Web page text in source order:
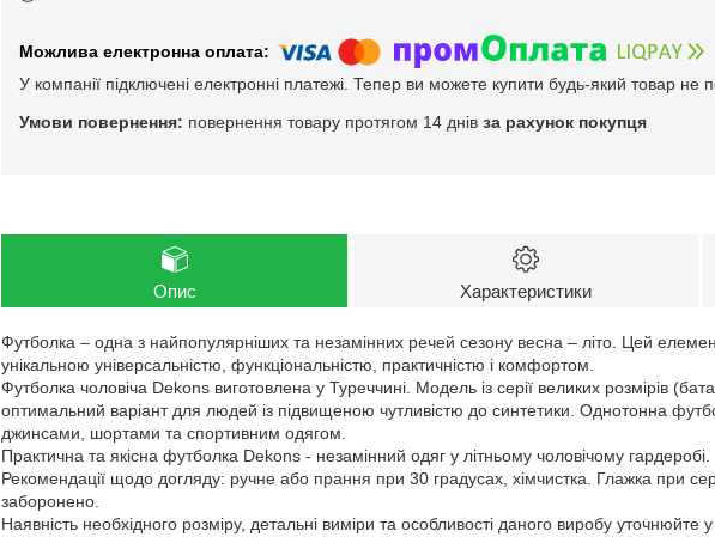
У компанії підключені електронні платежі. Тепер ви можете купити будь-який товар не
повернення товару протягом 14 днів за рахунок покупця
Опис Характеристики
Футболка – одна з найпопулярніших та незамінних речей сезону весна – літо. Цей
унікальною універсальністю, функціональністю, практичністю і комфортом.
Футболка чоловіча Dekons виготовлена у Туреччині. Модель із серії великих розмірів
оптимальний варіант для людей із підвищеною чутливістю до синтетики. Однотонна
джинсами, шортами та спортивним одягом.
Практична та якісна футболка Dekons - незамінний одяг у літньому чоловічому гардеробі.
Рекомендації щодо догляду: ручне або прання при 30 градусах, хімчистка. Глажка при
заборонено.
Наявність необхідного розміру, детальні виміри та особливості даного виробу уточнюйте